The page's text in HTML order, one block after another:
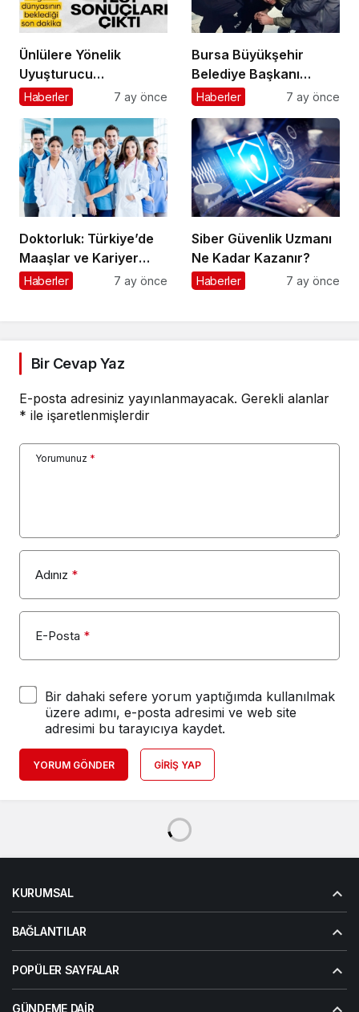
Ünlülere Yönelik
Uyuşturucu
Soruşturmasında Kritik
Açıklandı
Haberler 7 ay önce
Bursa Büyükşehir
Belediye Başkanı
Mustafa Bozbey’e
Şüphelinin Kimliği
Ortaya Çıktı
Haberler 7 ay önce
Doktorluk: Türkiye’de
Maaşlar ve Kariyer
Rehberi
Haberler 7 ay önce
Siber Güvenlik Uzmanı
Ne Kadar Kazanır?
Haberler 7 ay önce
Bir Cevap Yaz
E-posta adresiniz yayınlanmayacak. Gerekli alanlar
* ile işaretlenmişlerdir
Yorumunuz *
Adınız *
E-Posta *
Bir dahaki sefere yorum yaptığımda kullanılmak
üzere adımı, e-posta adresimi ve web site
adresimi bu tarayıcıya kaydet.
YORUM GÖNDER GIRIŞ YAP
KURUMSAL
BAĞLANTILAR
POPÜLER SAYFALAR
GÜNDEME DAIR